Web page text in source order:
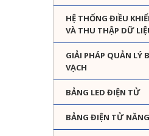
HỆ THỐNG ĐIỀU
VÀ THU THẬP DỮ
GIẢI PHÁP QUẢN LÝ
VẠCH
BẢNG LED ĐIỆN TỬ
BẢNG ĐIỆN TỬ